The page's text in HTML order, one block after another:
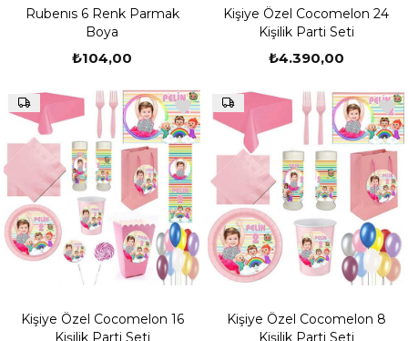
Rubenıs 6 Renk Parmak
Boya
₺104,00
Kişiye Özel Cocomelon 24
Kişilik Parti Seti
₺4.390,00
Kişiye Özel Cocomelon 16
Kişilik Parti Seti
Kişiye Özel Cocomelon 8
Kişilik Parti Seti